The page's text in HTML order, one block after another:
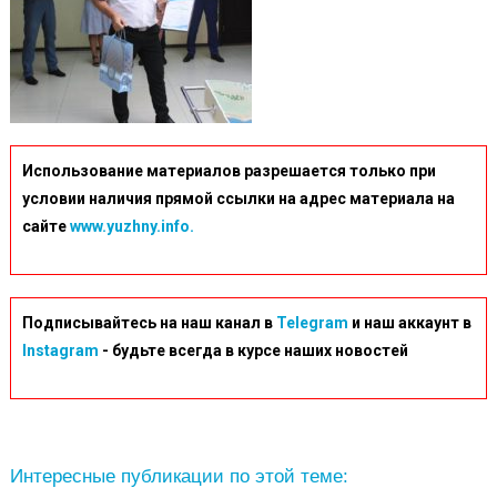
Использование материалов разрешается только при
условии наличия прямой ссылки на адрес материала на
сайтеwww.yuzhny.info.
Подписывайтесь на наш канал в Telegram и наш аккаунт в
Instagram - будьте всегда в курсе наших новостей
Интересные публикации по этой теме: